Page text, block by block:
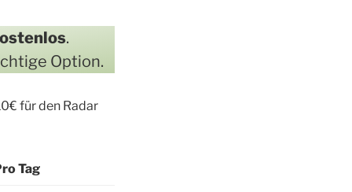
.
Option.
für den Radar
Tag